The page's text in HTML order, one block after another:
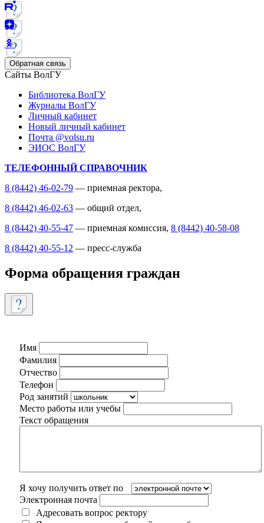
Обратная связь
Сайты ВолГУ
Библиотека ВолГУ
Журналы ВолГУ
Личный кабинет
Новый личный кабинет
Почта @volsu.ru
ЭИОС ВолГУ
ТЕЛЕФОННЫЙ СПРАВОЧНИК
8 (8442) 46-02-79 — приемная ректора,
8 (8442) 46-02-63 — общий отдел,
8 (8442) 40-55-47 — приемная комиссия, 8 (8442) 40-58-08
8 (8442) 40-55-12 — пресс-служба
Форма обращения граждан
Имя
Фамилия
Отчество
Телефон
Род занятий
Место работы или учебы
Текст обращения
Я хочу получить ответ по
Электронная почта
Адресовать вопрос ректору